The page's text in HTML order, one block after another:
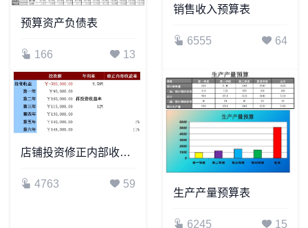
预算资产负债表
166 13
销售收入预算表
6555 64
店铺投资修正内部收益率预算表
4763 59
生产产量预算表
6245 15